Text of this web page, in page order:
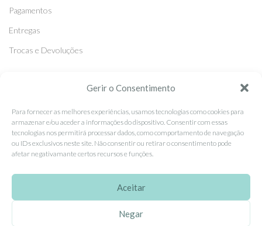
Gerir o Consentimento
Para fornecer as melhores experiências, usamos tecnologias como cookies para
armazenar e/ou aceder a informações do dispositivo. Consentir com essas
tecnologias nos permitirá processar dados, como comportamento de navegação
ou IDs exclusivos neste site. Não consentir ou retirar o consentimento pode
afetar negativamante certos recursos e funções.
Aceitar
Negar
Pagamentos
Entregas
Trocas e Devoluções
Facebook
Instagram
Pinterest